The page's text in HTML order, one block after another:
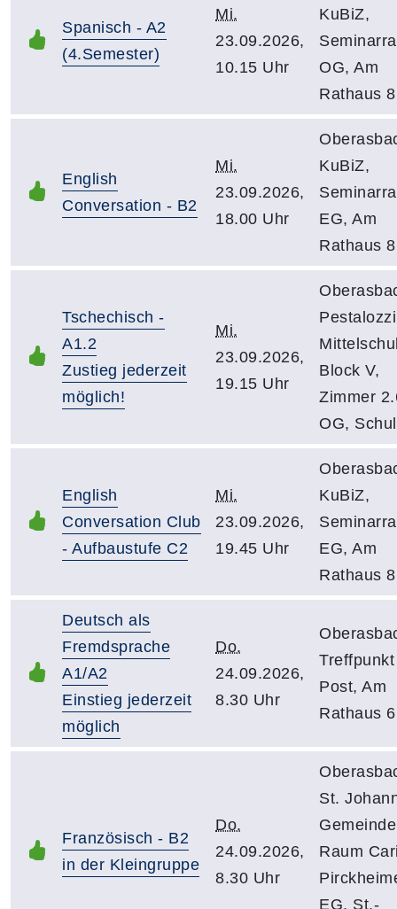
Spanisch - A2
(4.Semester)
Mi.
23.09.2026,
10.15 Uhr
KuBiZ,
OG, Am
Rathaus 8
English
Conversation - B2
Mi.
23.09.2026,
18.00 Uhr
KuBiZ,
EG, Am
Rathaus 8
Tschechisch -
A1.2
Zustieg jederzeit
möglich!
Mi.
23.09.2026,
19.15 Uhr
Pestalozzi
Block V,
Zimmer
OG,
English
Conversation Club
- Aufbaustufe C2
Mi.
23.09.2026,
19.45 Uhr
KuBiZ,
EG, Am
Rathaus 8
Deutsch als
Fremdsprache
A1/A2
Einstieg jederzeit
möglich
Do.
24.09.2026,
8.30 Uhr
Post, Am
Rathaus 6
Französisch - B2
in der Kleingruppe
Do.
24.09.2026,
8.30 Uhr
St.
Raum
EG, St.-